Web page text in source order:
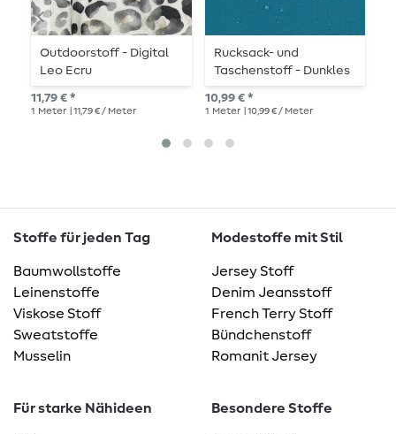
Outdoorstoff - Digital
Leo Ecru
Wasserabweisend
11,79 € *
1 Meter | 11,79 € / Meter
Rucksack- und
Taschenstoff - Dunkles
Cyan
10,99 € *
1 Meter | 10,99 € / Meter
Stoffe für jeden Tag
Baumwollstoffe
Leinenstoffe
Viskose Stoff
Sweatstoffe
Musselin
Modestoffe mit Stil
Jersey Stoff
Denim Jeansstoff
French Terry Stoff
Bündchenstoff
Romanit Jersey
Für starke Nähideen Besondere Stoffe